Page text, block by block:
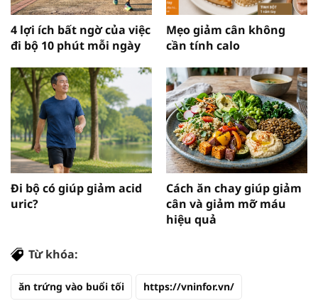
4 lợi ích bất ngờ của việc
đi bộ 10 phút mỗi ngày
Mẹo giảm cân không
cần tính calo
Đi bộ có giúp giảm acid
uric?
Cách ăn chay giúp giảm
cân và giảm mỡ máu
hiệu quả
Từ khóa:
ăn trứng vào buổi tối https://vninfor.vn/